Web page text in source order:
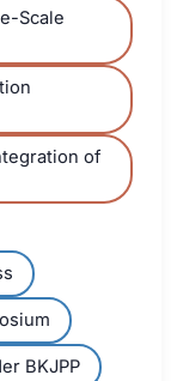
Scale
of
BKJPP